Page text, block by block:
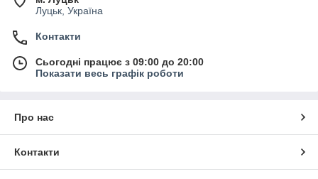
Луцьк, Україна
Контакти
Сьогодні працює з 09:00 до 20:00
Показати весь графік роботи
Про нас
Контакти